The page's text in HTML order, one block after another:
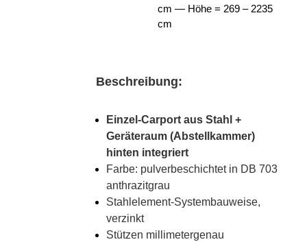
cm — Höhe = 269 – 2235
cm
Beschreibung:
Einzel-Carport aus Stahl +
Geräteraum (Abstellkammer)
hinten integriert
Farbe: pulverbeschichtet in DB 703
anthrazitgrau
Stahlelement-Systembauweise,
verzinkt
Stützen millimetergenau